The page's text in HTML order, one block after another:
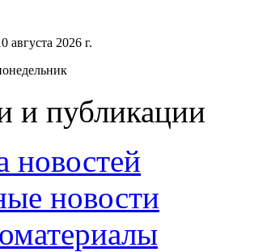
августа 2026 г.
и публикации
новостей
новости